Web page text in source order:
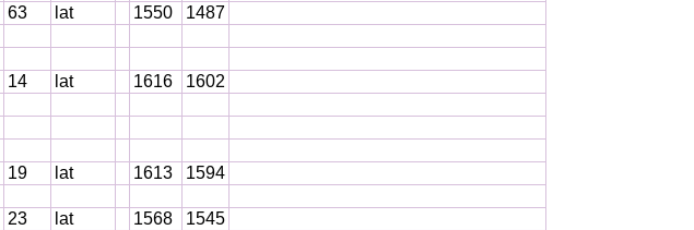
63 lat 1550
1487
14 lat 1616
1602
19 lat 1613
1594
23 lat 1568
1545